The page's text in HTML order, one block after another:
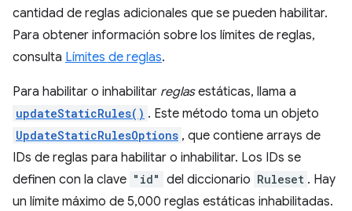
cantidad de reglas adicionales que se pueden habilitar.
Para obtener información sobre los límites de reglas,
consulta Límites de reglas.
Para habilitar o inhabilitar reglasestáticas, llama a
updateStaticRules() . Este método toma un objeto
UpdateStaticRulesOptions , que contiene arrays de
IDs de reglas para habilitar o inhabilitar. Los IDs se
definen con la clave "id" del diccionario Ruleset . Hay
un límite máximo de 5,000 reglas estáticas inhabilitadas.